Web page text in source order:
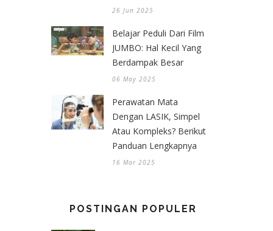
26 Jun 2025
Belajar Peduli Dari Film
JUMBO: Hal Kecil Yang
Berdampak Besar
06 May 2025
Perawatan Mata
Dengan LASIK, Simpel
Atau Kompleks? Berikut
Panduan Lengkapnya
16 Mar 2025
POSTINGAN POPULER